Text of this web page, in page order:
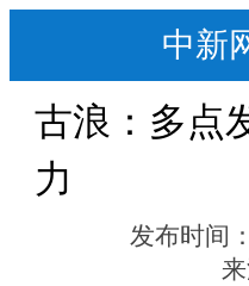
中新
古浪：多点
力
发布时间：
来